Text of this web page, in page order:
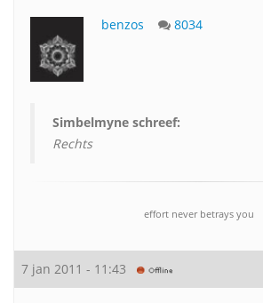
benzos 8034
Simbelmyne schreef:
Rechts
effort never betrays you
7 jan 2011 - 11:43